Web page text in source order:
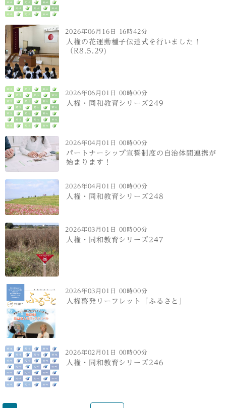
2026年06月16日 16時42分
人権の花運動種子伝達式を行いました！
（R8.5.29)
2026年06月01日 00時00分
人権・同和教育シリーズ249
2026年04月01日 00時00分
パートナーシップ宣誓制度の自治体間連携が
始まります！
2026年04月01日 00時00分
人権・同和教育シリーズ248
2026年03月01日 00時00分
人権・同和教育シリーズ247
2026年03月01日 00時00分
人権啓発リーフレット「ふるさと」
2026年02月01日 00時00分
人権・同和教育シリーズ246